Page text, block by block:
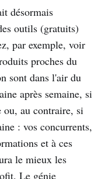
désormais
outils (gratuits)
par exemple, voir
proches du
sont dans l'air du
après semaine, si
ou, au contraire, si
: vos concurrents,
et à ces
le mieux les
Le génie